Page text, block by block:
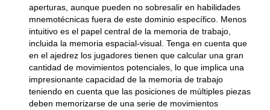
aperturas, aunque pueden no sobresalir en habilidades
mnemotécnicas fuera de este dominio específico. Menos
intuitivo es el papel central de la memoria de trabajo,
incluida la memoria espacial-visual. Tenga en cuenta que
en el ajedrez los jugadores tienen que calcular una gran
cantidad de movimientos potenciales, lo que implica una
impresionante capacidad de la memoria de trabajo
teniendo en cuenta que las posiciones de múltiples piezas
deben memorizarse de una serie de movimientos